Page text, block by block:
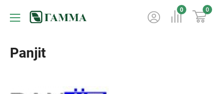
0 0
Panjit